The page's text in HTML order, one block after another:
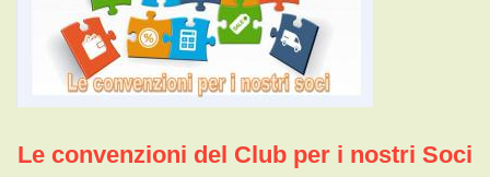
Le convenzioni del Club per i nostri Soci